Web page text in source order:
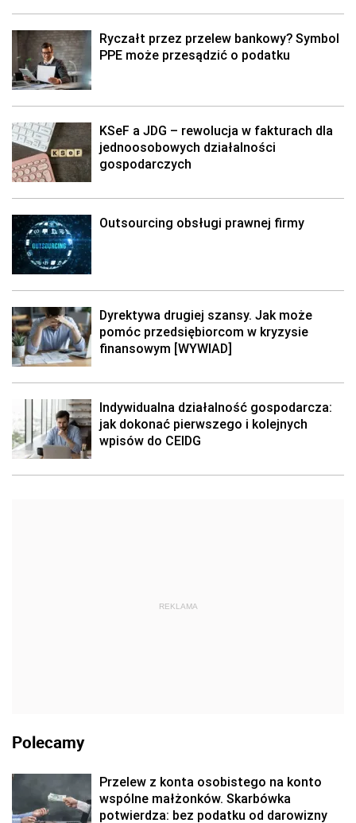
Ryczałt przez przelew bankowy? Symbol
PPE może przesądzić o podatku
KSeF a JDG – rewolucja w fakturach dla
jednoosobowych działalności
gospodarczych
Outsourcing obsługi prawnej firmy
Dyrektywa drugiej szansy. Jak może
pomóc przedsiębiorcom w kryzysie
finansowym [WYWIAD]
Indywidualna działalność gospodarcza:
jak dokonać pierwszego i kolejnych
wpisów do CEIDG
REKLAMA
Polecamy
Przelew z konta osobistego na konto
wspólne małżonków. Skarbówka
potwierdza: bez podatku od darowizny